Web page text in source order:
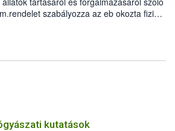
szabályozza az eb okozta fizikai
keletkezésekor felmerülő
a veszélyes eb tartását és annak
megítélésében jártas szakértőt.
kutatások